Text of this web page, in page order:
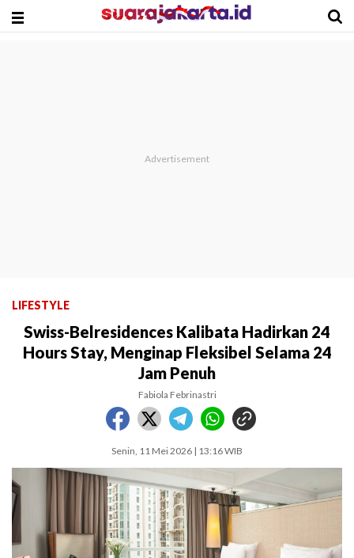
LIFESTYLE
Swiss-Belresidences Kalibata Hadirkan 24
Hours Stay, Menginap Fleksibel Selama 24
Jam Penuh
Fabiola Febrinastri
Senin, 11 Mei 2026 | 13:16 WIB